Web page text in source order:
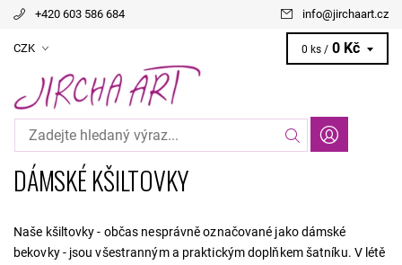
+420 603 586 684 info@jirchaart.cz
CZK 0 ks / 0 Kč
DÁMSKÉ KŠILTOVKY
Naše kšiltovky - občas nesprávně označované jako dámské
bekovky - jsou všestranným a praktickým doplňkem šatníku. V létě